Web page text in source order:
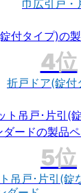
巾広引戸・
折戸ドア(錠付
吊戸･片引(錠